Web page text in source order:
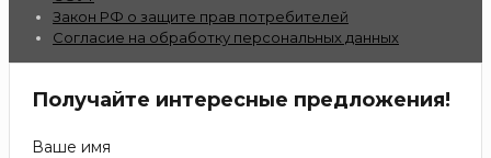
Закон РФ о защите прав потребителей
Согласие на обработку персональных данных
Получайте интересные предложения!
Ваше имя